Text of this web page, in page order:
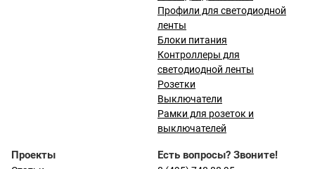
Профили для светодиодной
ленты
Блоки питания
Контроллеры для
светодиодной ленты
Розетки
Выключатели
Рамки для розеток и
выключателей
Проекты Есть вопросы? Звоните!